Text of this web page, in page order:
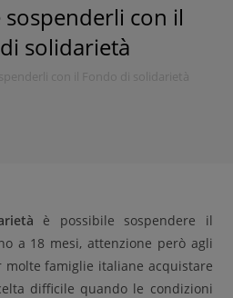
con il
solidarietà
con il Fondo di solidarietà
è possibile sospendere il
a 18 mesi, attenzione però agli
molte famiglie italiane acquistare
difficile quando le condizioni